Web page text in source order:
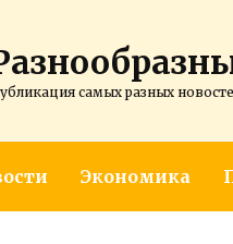
самых разных
Экономика